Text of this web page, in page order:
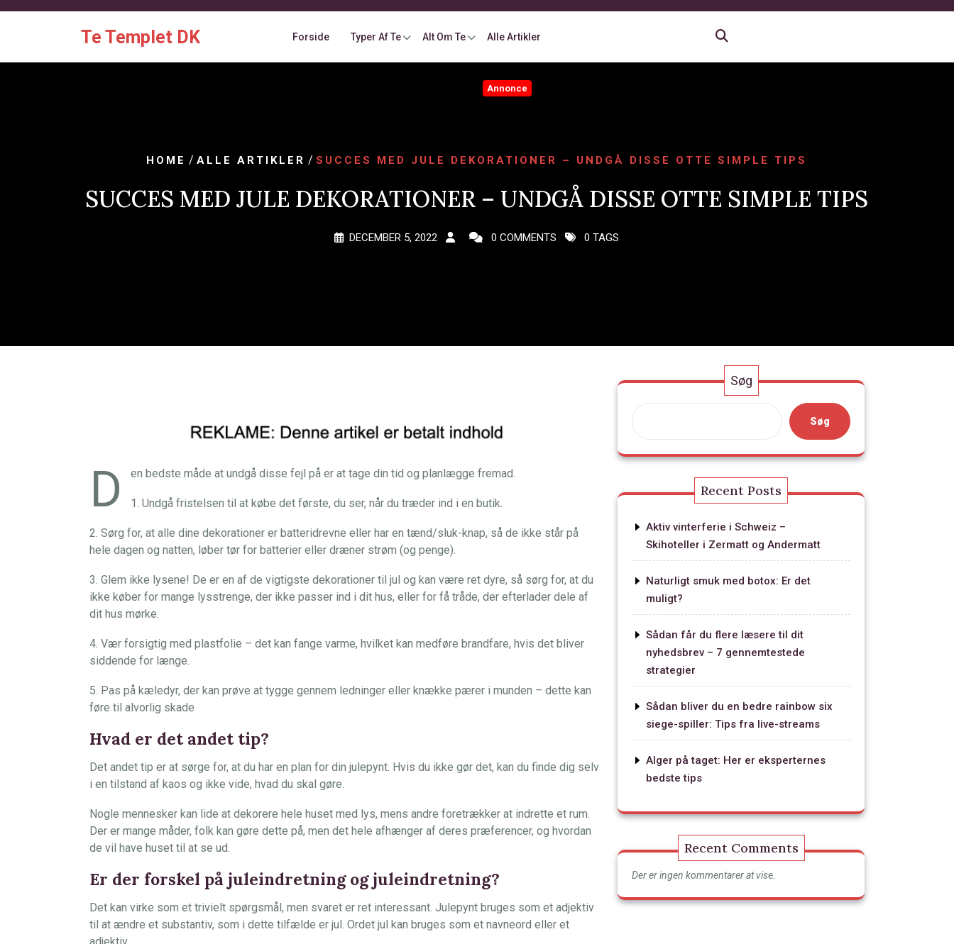
Te Templet DK Forside Typer Af Te Alt Om Te Alle Artikler
Annonce
HOME /ALLE ARTIKLER /SUCCES MED JULE DEKORATIONER – UNDGÅ DISSE OTTE SIMPLE TIPS
SUCCES MED JULE DEKORATIONER – UNDGÅ DISSE OTTE SIMPLE TIPS
DECEMBER 5, 2022 0 COMMENTS 0 TAGS
D en bedste måde at undgå disse fejl på er at tage din tid og planlægge fremad.
1. Undgå fristelsen til at købe det første, du ser, når du træder ind i en butik.
2. Sørg for, at alle dine dekorationer er batteridrevne eller har en tænd/sluk-knap, så de ikke står på
hele dagen og natten, løber tør for batterier eller dræner strøm (og penge).
3. Glem ikke lysene! De er en af de vigtigste dekorationer til jul og kan være ret dyre, så sørg for, at du
ikke køber for mange lysstrenge, der ikke passer ind i dit hus, eller for få tråde, der efterlader dele af
dit hus mørke.
4. Vær forsigtig med plastfolie – det kan fange varme, hvilket kan medføre brandfare, hvis det bliver
siddende for længe.
5. Pas på kæledyr, der kan prøve at tygge gennem ledninger eller knække pærer i munden – dette kan
føre til alvorlig skade
Hvad er det andet tip?
Det andet tip er at sørge for, at du har en plan for din julepynt. Hvis du ikke gør det, kan du finde dig selv
i en tilstand af kaos og ikke vide, hvad du skal gøre.
Nogle mennesker kan lide at dekorere hele huset med lys, mens andre foretrækker at indrette et rum.
Der er mange måder, folk kan gøre dette på, men det hele afhænger af deres præferencer, og hvordan
de vil have huset til at se ud.
Er der forskel på juleindretning og juleindretning?
Det kan virke som et trivielt spørgsmål, men svaret er ret interessant. Julepynt bruges som et adjektiv
til at ændre et substantiv, som i dette tilfælde er jul. Ordet jul kan bruges som et navneord eller et
Søg
Søg
Recent Posts
Aktiv vinterferie i Schweiz –
Skihoteller i Zermatt og Andermatt
Naturligt smuk med botox: Er det
muligt?
Sådan får du flere læsere til dit
nyhedsbrev – 7 gennemtestede
strategier
Sådan bliver du en bedre rainbow six
siege-spiller: Tips fra live-streams
Alger på taget: Her er eksperternes
bedste tips
Recent Comments
Der er ingen kommentarer at vise.